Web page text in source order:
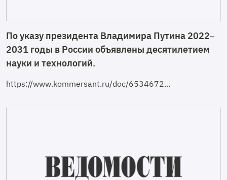
По указу президента Владимира Путина 2022–
2031 годы в России объявлены десятилетием
науки и технологий.
https://www.kommersant.ru/doc/6534672...